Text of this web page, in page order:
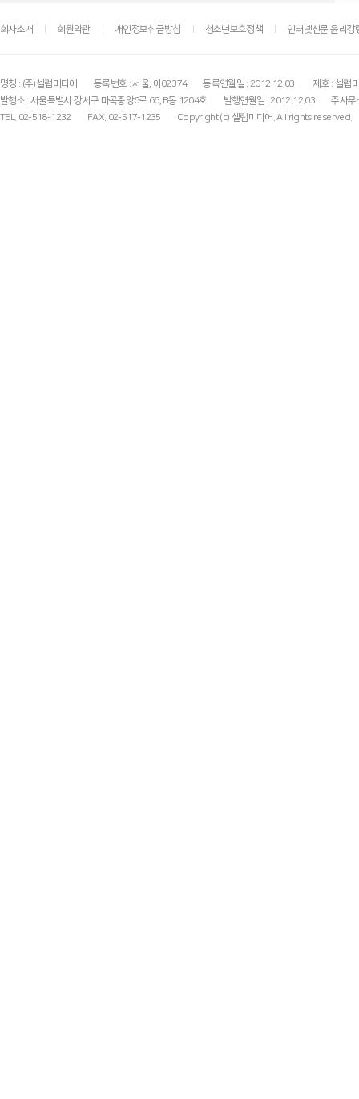
회사소개 회원약관 개인정보취급방침 청소년보호정책 인터넷신문 윤리강
명칭 : (주)셀럽미디어 등록번호 : 서울, 아02374 등록연월일 : 2012.12.03.
제호 : 셀럽
발행소 : 서울특별시 강서구 마곡중앙6로 66, B동 1204호
발행연월일 : 2012.12.03
주사무
TEL. 02-518-1232
FAX. 02-517-1235 Copyright (c) 셀럽미디어. All rights reserved.